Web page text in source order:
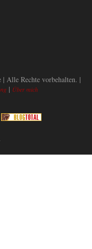
Alle Rechte vorbehalten. |
| Über mich